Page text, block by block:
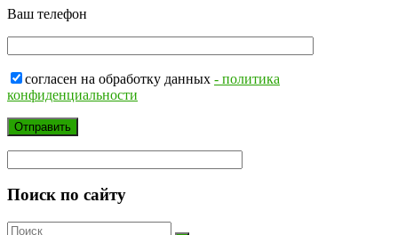
Ваш телефон
согласен на обработку данных - политика
конфиденциальности
Поиск по сайту